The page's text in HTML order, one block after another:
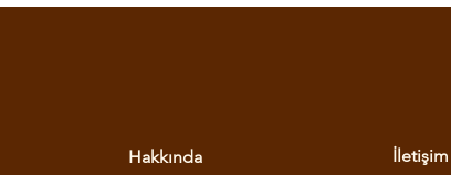
Hakkında İletişim